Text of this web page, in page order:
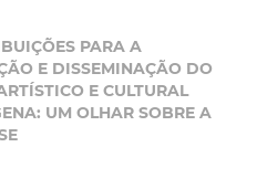
PARA A
E DISSEMINAÇÃO DO
E CULTURAL
UM OLHAR SOBRE A